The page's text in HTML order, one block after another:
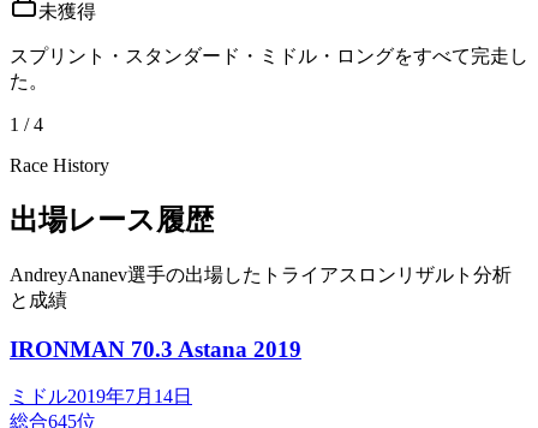
未獲得
スプリント・スタンダード・ミドル・ロングをすべて完走し
た。
1 / 4
Race History
出場レース履歴
AndreyAnanev選手の出場したトライアスロンリザルト分析
と成績
IRONMAN 70.3 Astana 2019
ミドル2019年7月14日
総合645位